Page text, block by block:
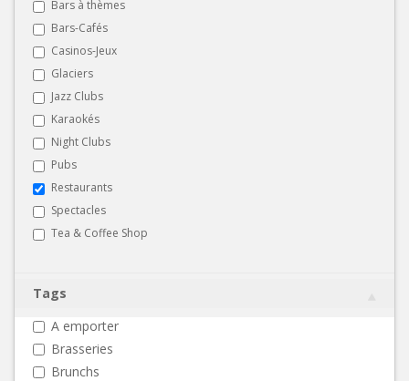
Bars à thèmes
Bars-Cafés
Casinos-Jeux
Glaciers
Jazz Clubs
Karaokés
Night Clubs
Pubs
Restaurants
Spectacles
Tea & Coffee Shop
Tags
A emporter
Brasseries
Brunchs